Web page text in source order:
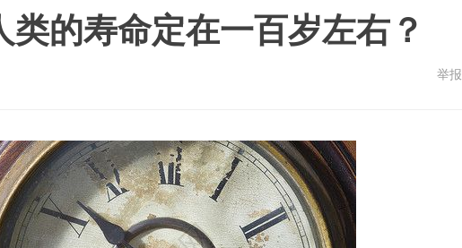
的寿命定在一百岁左右？
举报